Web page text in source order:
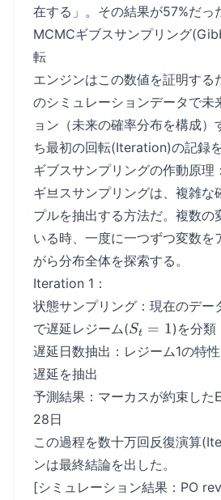
在する」。その結果が57%だっ
MCMCギブスサンプリング
転
エンジンはこの数値を証明する
のシミュレーションデータで未
ョン（未来の確率分布を構成）
ち最初の回転(Iteration)の記録を
ギブスサンプリングの作動原理：
ギ브スサンプリングは、複雑な
プルを抽出する方法だ。複数の
いる時、一度に一つずつ変数を
がら分布全体を探索する。
Iteration 1：
状態サンプリング：現在のデー
で遅延レジーム(S_t
=
St = 1)を分類
遅延日数抽出：レジーム1の特
遅延を抽出
予測結果：マーカスが約束し
28日
この過程を数十万回反復演算
ンは最終結論を出した。
[シミュレーション結果：PO